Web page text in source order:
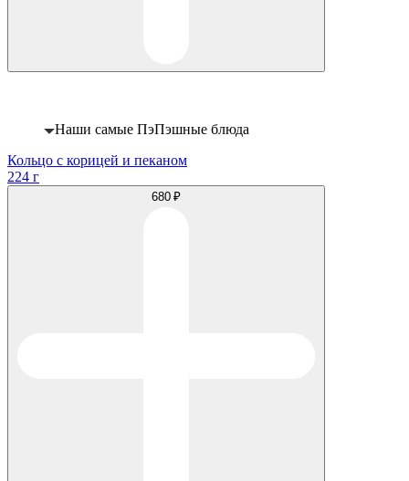
Наши самые ПэПэшные блюда
Кольцо с корицей и пеканом
224 г
680 ₽